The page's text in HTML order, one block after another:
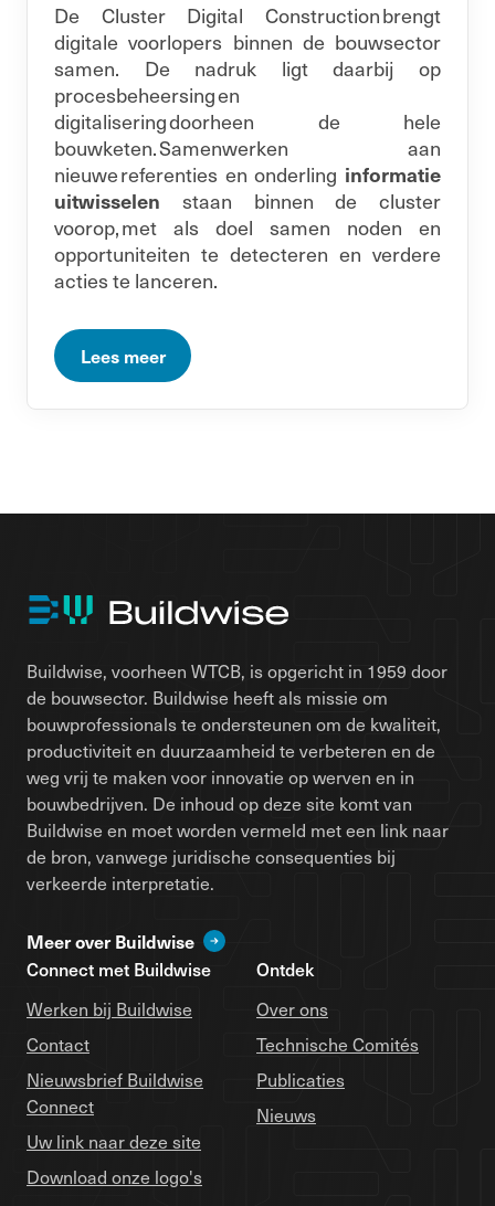
De Cluster Digital Construction brengt
digitale voorlopers binnen de bouwsector
samen. De nadruk ligt daarbij op
procesbeheersing en
digitalisering doorheen de hele
bouwketen. Samenwerken aan
nieuwe referenties en onderling informatie
uitwisselen staan binnen de cluster
voorop, met als doel samen noden en
opportuniteiten te detecteren en verdere
acties te lanceren.
Lees meer
Buildwise, voorheen WTCB, is opgericht in 1959 door
de bouwsector. Buildwise heeft als missie om
bouwprofessionals te ondersteunen om de kwaliteit,
productiviteit en duurzaamheid te verbeteren en de
weg vrij te maken voor innovatie op werven en in
bouwbedrijven. De inhoud op deze site komt van
Buildwise en moet worden vermeld met een link naar
de bron, vanwege juridische consequenties bij
verkeerde interpretatie.
Meer over Buildwise
Connect met Buildwise
Werken bij Buildwise
Contact
Nieuwsbrief Buildwise
Connect
Uw link naar deze site
Download onze logo's
Ontdek
Over ons
Technische Comités
Publicaties
Nieuws